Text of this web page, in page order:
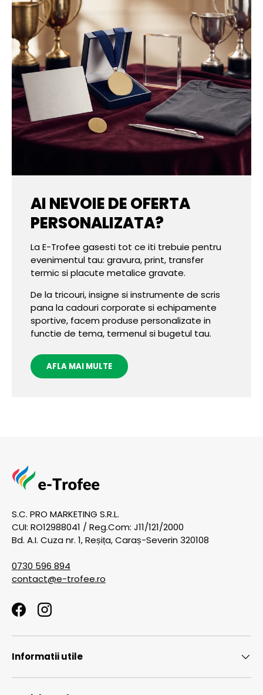
AI NEVOIE DE OFERTA
PERSONALIZATA?
La E-Trofee gasesti tot ce iti trebuie pentru
evenimentul tau: gravura, print, transfer
termic si placute metalice gravate.
De la tricouri, insigne si instrumente de scris
pana la cadouri corporate si echipamente
sportive, facem produse personalizate in
functie de tema, termenul si bugetul tau.
AFLA MAI MULTE
S.C. PRO MARKETING S.R.L.
CUI: RO12988041 / Reg.Com: J11/121/2000
Bd. A.I. Cuza nr. 1, Reșița, Caraș-Severin 320108
0730 596 894
contact@e-trofee.ro
FacebookInstagram
Informatii utile